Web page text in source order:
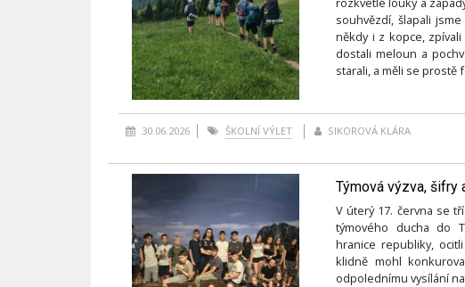
souhvězdí, šlapali
někdy i z kopce,
dostali meloun a
starali, a měli se prostě
30.06.2026 ŠKOLNÍ VÝLET SIKOROVÁ KLÁRA
Týmová výzva, šifry
V úterý 17. června se
týmového ducha do
hranice republiky,
klidně mohl
odpolednímu vysílání na